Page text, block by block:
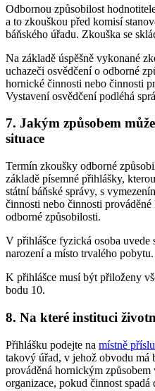
Odbornou způsobilost
a to zkouškou před komisí
báňského úřadu. Zkouška se
Na základě úspěšně vykonané
uchazeči osvědčení o odborné
hornické činnosti nebo činnosti
Vystavení osvědčení podléhá
7. Jakým způsobem
situace
Termín zkoušky odborné
základě písemné přihlášky,
státní báňské správy, s
činnosti nebo činnosti
odborné způsobilosti.
V přihlášce fyzická osoba uvede
narození a místo trvalého pobytu.
K přihlášce musí být přiloženy
bodu 10.
8. Na které instituci
Přihlášku podejte na místně
takový úřad, v jehož obvodu má
prováděná hornickým
organizace, pokud činnost